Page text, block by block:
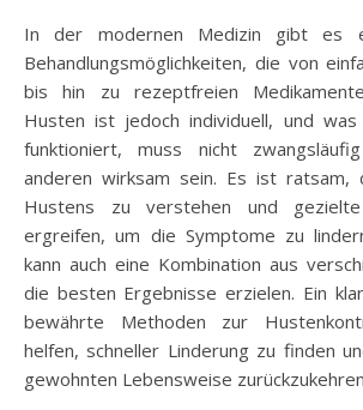
In der modernen Medizin gibt es
Behandlungsmöglichkeiten, die von
bis hin zu rezeptfreien
Husten ist jedoch individuell, und
funktioniert, muss nicht
anderen wirksam sein. Es ist ratsam,
Hustens zu verstehen und
ergreifen, um die Symptome zu
kann auch eine Kombination aus
die besten Ergebnisse erzielen. Ein
bewährte Methoden zur
helfen, schneller Linderung zu finden
gewohnten Lebensweise